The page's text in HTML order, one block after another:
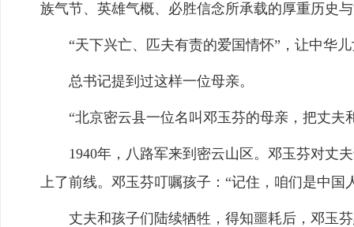
族气节、英雄气概、必胜信念所承载的厚重历史
“天下兴亡、匹夫有责的爱国情怀”，让中华儿
总书记提到过这样一位母亲。
“北京密云县一位名叫邓玉芬的母亲，把丈夫
1940年，八路军来到密云山区。邓玉芬对丈夫
上了前线。邓玉芬叮嘱孩子：“记住，咱们是中国
丈夫和孩子们陆续牺牲，得知噩耗后，邓玉芬